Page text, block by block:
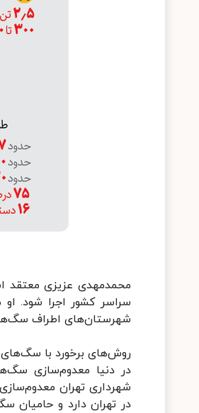
محمدمهدی عزیزی معتقد
سراسر کشور اجرا شود. او
شهرستان‌های اطراف سگ‌های
روش‌های برخورد با سگ‌های
شهرداری تهران
در تهران دارد و